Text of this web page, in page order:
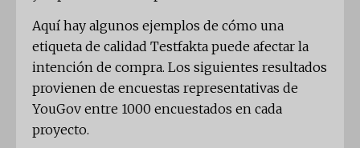
Aquí hay algunos ejemplos de cómo una
etiqueta de calidad Testfakta puede afectar la
intención de compra. Los siguientes resultados
provienen de encuestas representativas de
YouGov entre 1000 encuestados en cada
proyecto.